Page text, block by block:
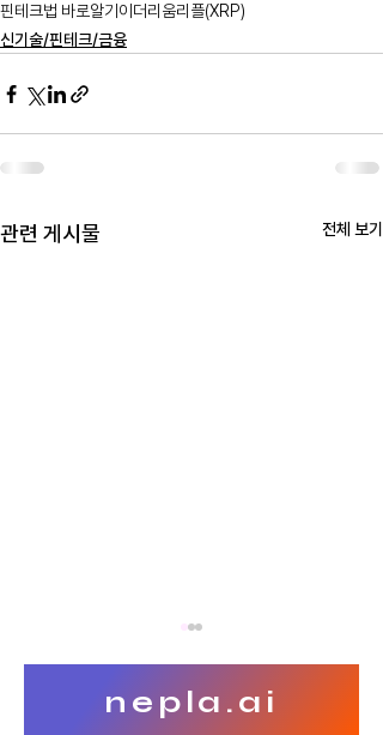
핀테크법 바로알기 이더리움리플(XRP)
신기술/핀테크/금융
관련 게시물 전체 보기
nepla.ai